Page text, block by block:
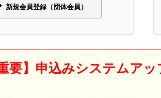
新規会員登録（団体会員）
重要】申込みシステムア